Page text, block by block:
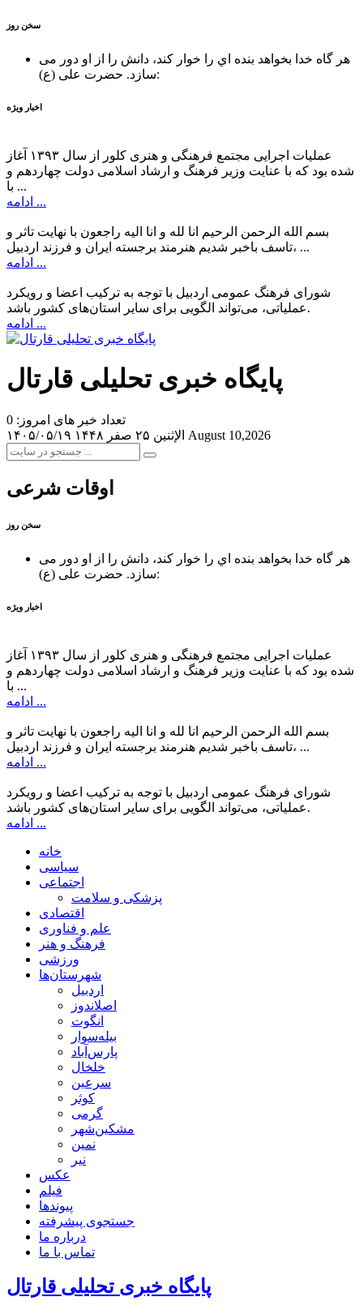
سخن روز
هر گاه خدا بخواهد بنده اي را خوار كند، دانش را از او دور می
سازد.حضرت علی (ع):
اخبار ویژه
عملیات اجرایی مجتمع فرهنگی و هنری کلور از سال ۱۳۹۳ آغاز
شده بود که با عنایت وزیر فرهنگ و ارشاد اسلامی دولت چهاردهم و
با ...
ادامه ...
بسم الله الرحمن الرحیم انا لله و انا الیه راجعون با نهایت تاثر و
تاسف باخبر شدیم هنرمند برجسته ایران و فرزند اردبیل، ...
ادامه ...
شورای فرهنگ عمومی اردبیل با توجه به ترکیب اعضا و رویکرد
عملیاتی، می‌تواند الگویی برای سایر استان‌های کشور باشد.
ادامه ...
پایگاه خبری تحلیلی قارتال
تعداد خبر های امروز: 0
۱۴۰۵/۰۵/۱۹
الإثنين ۲۵ صفر ۱۴۴۸ August 10,2026
اوقات شرعی
سخن روز
هر گاه خدا بخواهد بنده اي را خوار كند، دانش را از او دور می
سازد.حضرت علی (ع):
اخبار ویژه
عملیات اجرایی مجتمع فرهنگی و هنری کلور از سال ۱۳۹۳ آغاز
شده بود که با عنایت وزیر فرهنگ و ارشاد اسلامی دولت چهاردهم و
با ...
ادامه ...
بسم الله الرحمن الرحیم انا لله و انا الیه راجعون با نهایت تاثر و
تاسف باخبر شدیم هنرمند برجسته ایران و فرزند اردبیل، ...
ادامه ...
شورای فرهنگ عمومی اردبیل با توجه به ترکیب اعضا و رویکرد
عملیاتی، می‌تواند الگویی برای سایر استان‌های کشور باشد.
ادامه ...
خانه
سیاسی
اجتماعی
پزشکی و سلامت
اقتصادی
علم و فناوری
فرهنگ و هنر
ورزشی
شهرستان‌ها
اردبیل
اصلاندوز
انگوت
بیله‌سوار
پارس‌آباد
خلخال
سرعین
کوثر
گرمی
مشکین‌شهر
نمین
نیر
عکس
فیلم
پیوندها
جستجوی پیشرفته
درباره ما
تماس با ما
پایگاه خبری تحلیلی قارتال